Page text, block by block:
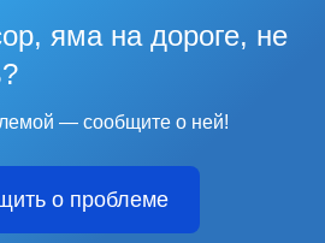
яма на дороге, не
— сообщите о ней!
о проблеме